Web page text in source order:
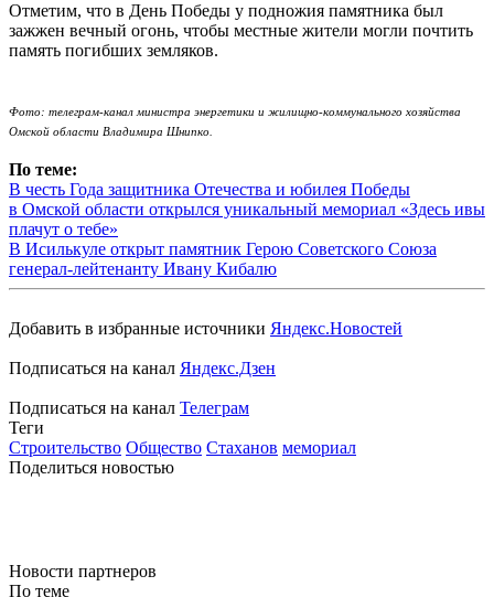
Отметим, что в День Победы у подножия памятника был
зажжен вечный огонь, чтобы местные жители могли почтить
память погибших земляков.
Фото: телеграм-канал министра энергетики и жилищно-коммунального хозяйства
Омской области Владимира Шнипко.
По теме:
В честь Года защитника Отечества и юбилея Победы
в Омской области открылся уникальный мемориал «Здесь ивы
плачут о тебе»
В Исилькуле открыт памятник Герою Советского Союза
генерал-лейтенанту Ивану Кибалю
Добавить в избранные источники Яндекс.Новостей
Подписаться на канал Яндекс.Дзен
Подписаться на канал Телеграм
Теги
Строительство Общество Стаханов мемориал
Поделиться новостью
Новости партнеров
По теме